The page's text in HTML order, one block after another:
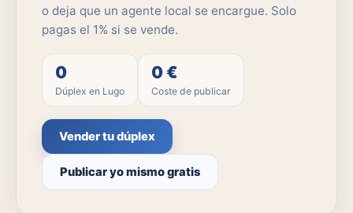
o deja que un agente local se encargue. Solo
pagas el 1% si se vende.
0
Dúplex en Lugo
0 €
Coste de publicar
Vender tu dúplex
Publicar yo mismo gratis